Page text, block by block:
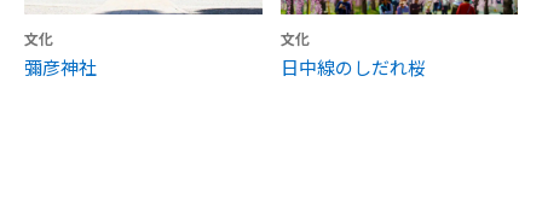
文化
彌彦神社
文化
日中線のしだれ桜